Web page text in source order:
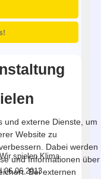
spielen Klima
06.06.2013
und externe Dienste, um
Website zu
Dabei werden
und Informationen über
Bei externen